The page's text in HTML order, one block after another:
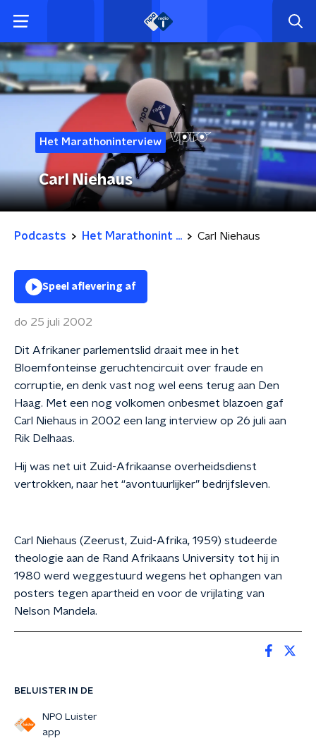
Het Marathoninterview
Carl Niehaus
Podcasts Het Marathonint ... Carl Niehaus
BELUISTER IN DE
NPO Luister
app
Speel aflevering af
do 25 juli 2002
Dit Afrikaner parlementslid draait mee in het
Bloemfonteinse geruchtencircuit over fraude en
corruptie, en denk vast nog wel eens terug aan Den
Haag. Met een nog volkomen onbesmet blazoen gaf
Carl Niehaus in 2002 een lang interview op 26 juli aan
Rik Delhaas.
Hij was net uit Zuid-Afrikaanse overheidsdienst
vertrokken, naar het “avontuurlijker” bedrijfsleven.
Carl Niehaus (Zeerust, Zuid-Afrika, 1959) studeerde
theologie aan de Rand Afrikaans University tot hij in
1980 werd weggestuurd wegens het ophangen van
posters tegen apartheid en voor de vrijlating van
Nelson Mandela.